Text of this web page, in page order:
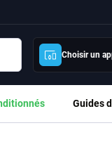
Choisir un
Guides